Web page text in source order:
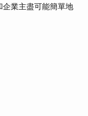
業主盡可能簡單地